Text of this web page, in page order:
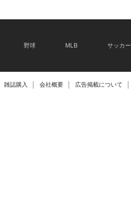
野球 MLB サッカー
雑誌購入 会社概要 広告掲載について